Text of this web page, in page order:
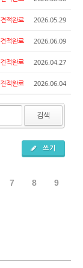
견적완료 2026.05.29
견적완료 2026.06.09
견적완료 2026.04.27
견적완료 2026.06.04
검색
쓰기
7 8 9